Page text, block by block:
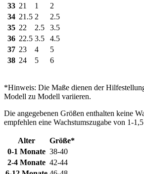
33 21 1
2
34 21.5 2
2.5
35 22 2.5
3.5
36 22.5 3.5
4.5
37 23 4
5
38 24 5 6
*Hinweis: Die Maße dienen der
Modell zu Modell variieren.
Die angegebenen Größen enthalten keine
empfehlen eine Wachstumszugabe von 1-
Alter
Größe*
0-1 Monate 38-40
2-4 Monate 42-44